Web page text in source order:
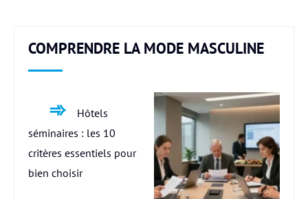
COMPRENDRE LA MODE MASCULINE
Hôtels
séminaires : les 10
critères essentiels pour
bien choisir